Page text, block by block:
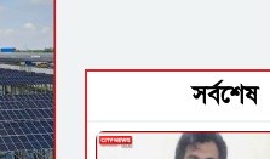
সর্বশেষ